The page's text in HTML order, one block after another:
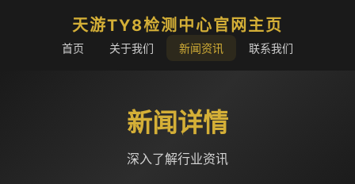
天游TY8检测中心官网主页
首页 关于我们 新闻资讯 联系我们
新闻详情
深入了解行业资讯